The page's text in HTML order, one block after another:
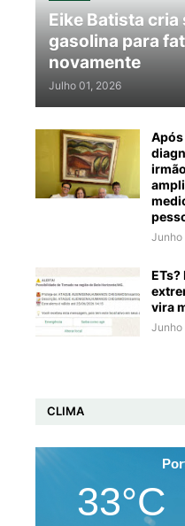
Eike Batista
gasolina para
novamente
Julho 01, 2026
Junho
vira
Junho
CLIMA
33°C